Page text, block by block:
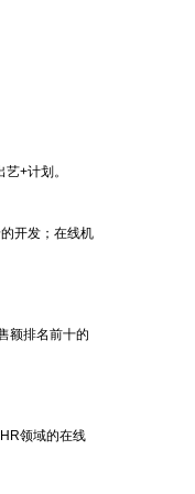
+计划。
开发；在线机
额排名前十的
领域的在线